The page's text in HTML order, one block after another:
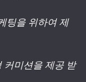
팅을 위하여 제
커미션을 제공 받